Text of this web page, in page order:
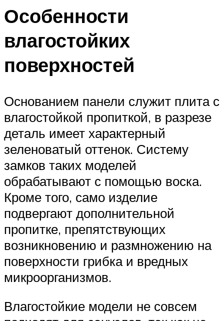
Особенности
влагостойких
поверхностей
Основанием панели служит плита с
влагостойкой пропиткой, в разрезе
деталь имеет характерный
зеленоватый оттенок. Систему
замков таких моделей
обрабатывают с помощью воска.
Кроме того, само изделие
подвергают дополнительной
пропитке, препятствующих
возникновению и размножению на
поверхности грибка и вредных
микроорганизмов.
Влагостойкие модели не совсем